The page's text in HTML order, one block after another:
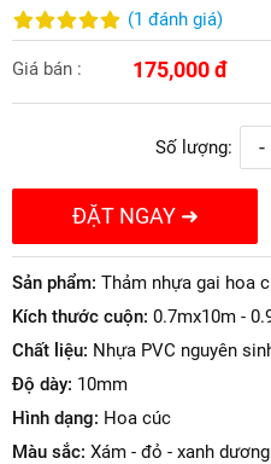
(1 đánh giá)
Giá bán : 175,000 đ
Số lượng: -
ĐẶT NGAY ➜
Sản phẩm: Thảm nhựa gai hoa
Kích thước cuộn: 0.7mx10m -
Chất liệu: Nhựa PVC nguyên
Độ dày: 10mm
Hình dạng: Hoa cúc
Màu sắc: Xám - đỏ - xanh